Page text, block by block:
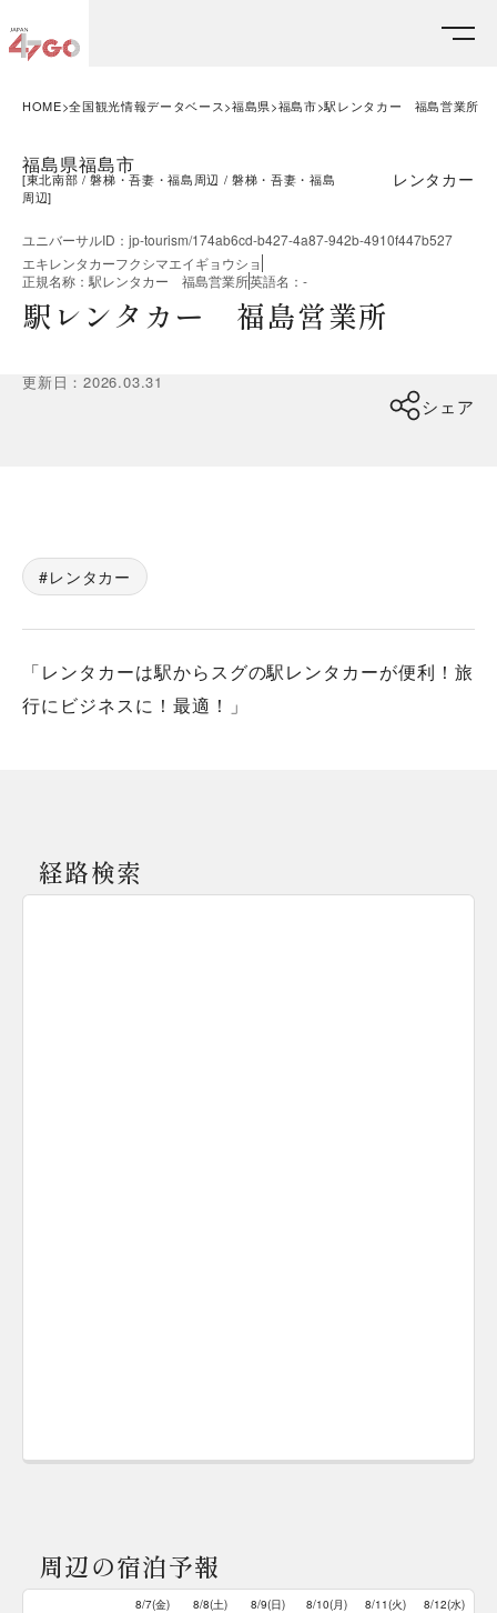
HOME 全国観光情報データベース 福島県 福島市 駅レンタカー 福島営業所
福島県福島市
[東北南部 磐梯・吾妻・福島周辺
磐梯・吾妻・福島
周辺]
レンタカー
ユニバーサルID ： jp-tourism/174ab6cd-b427-4a87-942b-4910f447b527
エキレンタカーフクシマエイギョウショ
正規名称 ： 駅レンタカー 福島営業所英語名 ： -
駅レンタカー 福島営業所
更新日 ：2026.03.31
シェア
レンタカー
「レンタカーは駅からスグの駅レンタカーが便利！旅
行にビジネスに！最適！」
経路検索
周辺の宿泊予報
8/7(金) 8/8(土) 8/9(日) 8/10(月) 8/11(火) 8/12(水)